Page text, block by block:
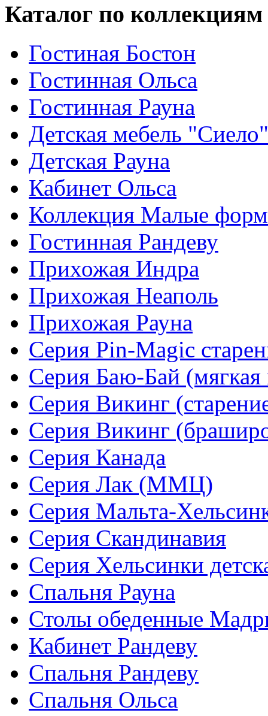
Каталог по коллекциям
Гостиная Бостон
Гостинная Ольса
Гостинная Рауна
Детская мебель "Сиело"
Детская Рауна
Кабинет Ольса
Коллекция Малые
Гостинная Рандеву
Прихожая Индра
Прихожая Неаполь
Прихожая Рауна
Серия Pin-Magic
Серия Баю-Бай (мягкая
Серия Викинг
Серия Викинг
Серия Канада
Серия Лак (ММЦ)
Серия Мальта-
Серия Скандинавия
Серия Хельсинки
Спальня Рауна
Столы обеденные
Кабинет Рандеву
Спальня Рандеву
Спальня Ольса